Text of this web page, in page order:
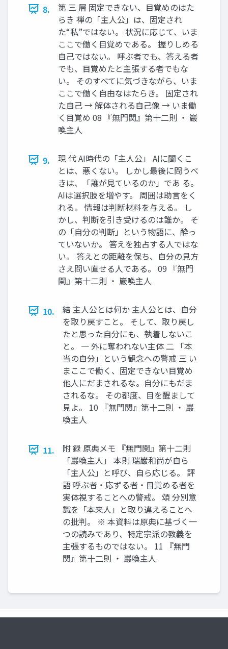
8.
第 三 層 固定できない、目覚めのはた
らき 禅の「主人公」は、固定され
た“私”ではない。 状況に応じて、いま
ここで働く目覚めである。 握りしめる
自己ではない。 呼ぶ者でも、答える者
でも、目覚めたと主張する者でもな
い。 そのすべてに気づきながら、いま
ここで働く自由なはたらき。 固定され
た自己 → 解体される自己像 → いま働
く目覚め 08 『無門関』第十二則 ・ 巖
喚主人
9.
現 代 AI時代の「主人公」 AIに聞くこ
とは、悪くない。 しかし最後に問うべ
きは、「誰が見ているのか」であ る。
AIは選択肢を増やす。 周囲は助言をく
れる。 情報は判断材料を与える。 し
かし、判断を引き受けるのは誰か。 そ
の「自分の判断」という物語に、酔っ
ていないか。 答えを独占する人ではな
い。 答えとの距離を保ち、自分の見方
さえ問い直せる人である。 09 『無門
関』第十二則 ・ 巖喚主人
10.
結 主人公とは何か 主人公とは、自分
を取り戻すこと。 そして、取り戻し
たと思った自分にも、執着しないこ
と。 一 外に奪われない主体 二 「本
当の自分」という観念への警戒 三 い
まここで働く、固定できない目覚め
他人にだまされるな。自分にもだま
されるな。 その都度、目を醒まして
見よ。 10 『無門関』第十二則 ・ 巖
喚主人
11.
附 録 原典メモ 『無門関』第十二則
「巖喚主人」 本則 瑞巌和尚が自ら
「主人公」と呼び、自ら応じる。 評
語 呼ぶ者・応ずる者・目覚める者を
実体視することへの警戒。 頌 分別意
識を「本来人」と取り違えることへ
の批判。 ※ 本資料は原典に基づく一
つの読みであり、特定宗派の教義を
主張するものではない。 11 『無門
関』第十二則 ・ 巖喚主人